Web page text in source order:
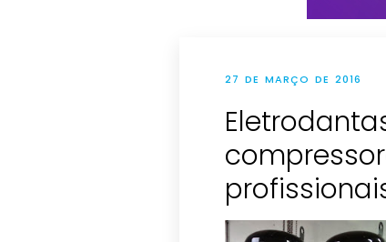
27 DE MARÇO DE 2016